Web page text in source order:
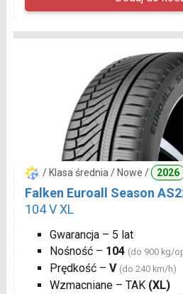
/ Klasa średnia / Nowe / 2026
Falken Euroall Season
104 V XL
Gwarancja – 5 lat
Nośność – 104 (do 900 kg/
Prędkość – V (do 240 km/h)
Wzmacniane – TAK (XL)